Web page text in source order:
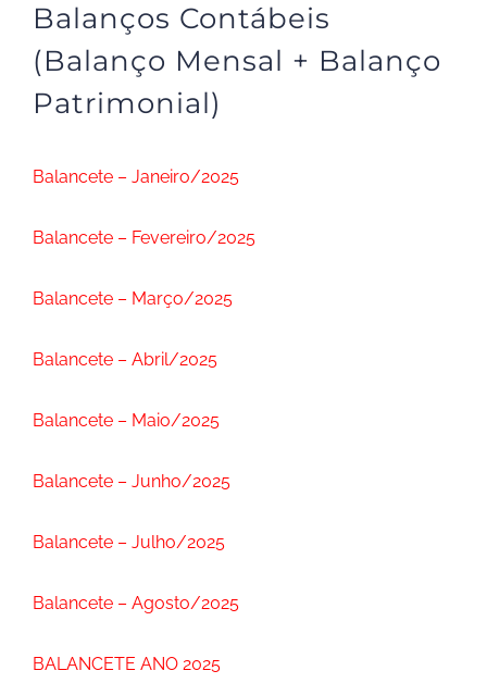
Balanços Contábeis
(Balanço Mensal + Balanço
Patrimonial)
Balancete – Janeiro/2025
Balancete – Fevereiro/2025
Balancete – Março/2025
Balancete – Abril/2025
Balancete – Maio/2025
Balancete – Junho/2025
Balancete – Julho/2025
Balancete – Agosto/2025
BALANCETE ANO 2025